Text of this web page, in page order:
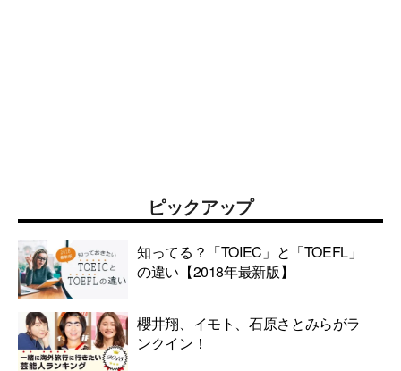
ピックアップ
知ってる？「TOIEC」と「TOEFL」
の違い【2018年最新版】
櫻井翔、イモト、石原さとみらがラ
ンクイン！